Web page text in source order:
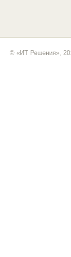
© «ИТ Решения»,